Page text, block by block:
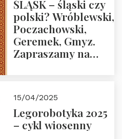
ŚLĄSK – śląski czy
polski? Wróblewski,
Poczachowski,
Geremek, Gmyz.
Zapraszamy na
Trójmorza.
15/04/2025
Legorobotyka 2025
– cykl wiosenny